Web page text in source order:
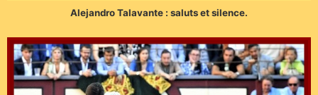
Alejandro Talavante : saluts et silence.